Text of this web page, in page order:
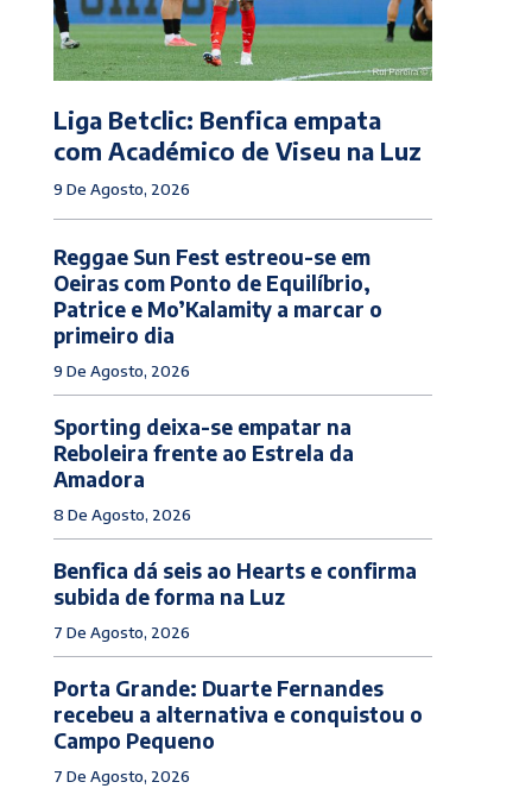
Liga Betclic: Benfica empata
com Académico de Viseu na Luz
9 De Agosto, 2026
Reggae Sun Fest estreou-se em
Oeiras com Ponto de Equilíbrio,
Patrice e Mo’Kalamity a marcar o
primeiro dia
9 De Agosto, 2026
Sporting deixa-se empatar na
Reboleira frente ao Estrela da
Amadora
8 De Agosto, 2026
Benfica dá seis ao Hearts e confirma
subida de forma na Luz
7 De Agosto, 2026
Porta Grande: Duarte Fernandes
recebeu a alternativa e conquistou o
Campo Pequeno
7 De Agosto, 2026